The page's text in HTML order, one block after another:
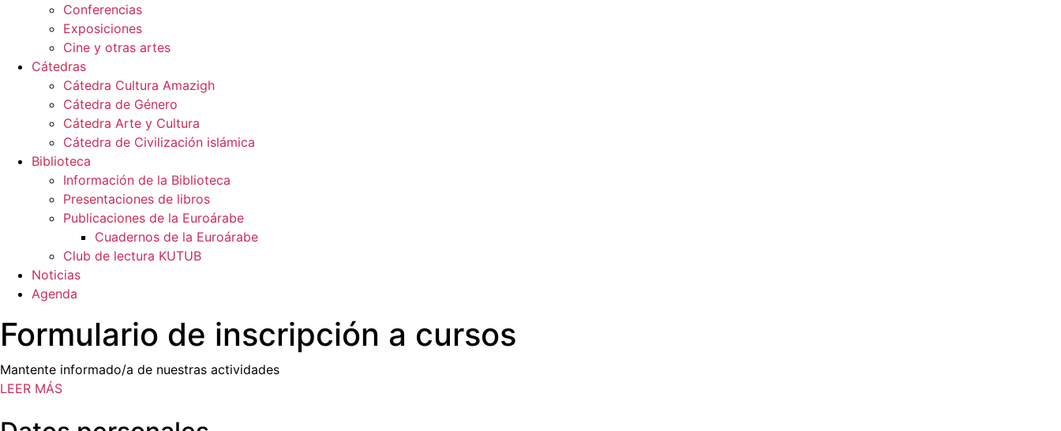
Conferencias
Exposiciones
Cine y otras artes
Cátedras
Cátedra Cultura Amazigh
Cátedra de Género
Cátedra Arte y Cultura
Cátedra de Civilización islámica
Biblioteca
Información de la Biblioteca
Presentaciones de libros
Publicaciones de la Euroárabe
Cuadernos de la Euroárabe
Club de lectura KUTUB
Noticias
Agenda
Formulario de inscripción a cursos
Mantente informado/a de nuestras actividades
LEER MÁS